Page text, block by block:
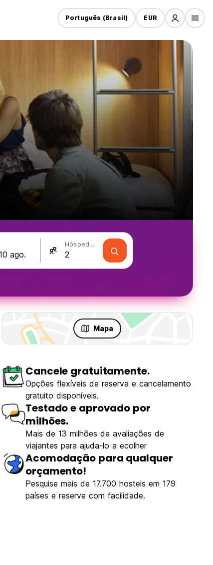
Português (Brasil) EUR
Hóspedes
Mapa
Cancele gratuitamente.
Opções flexíveis de reserva e cancelamento
gratuito disponíveis.
Testado e aprovado por
milhões.
Mais de 13 milhões de avaliações de
viajantes para ajuda-lo a ecolher
Acomodação para qualquer
orçamento!
Pesquise mais de 17.700 hostels em 179
países e reserve com facilidade.